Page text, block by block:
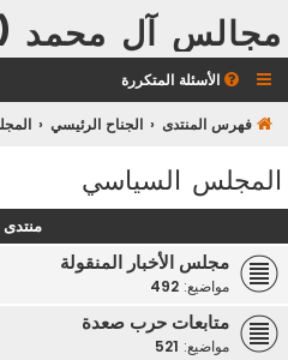
مجالس آل محمد
الأسئلة المتكررة
فهرس المنتدى الجناح الرئيسي
المجلس السياسي
منتدى
مجلس الأخبار المنقولة
مواضيع: 492
متابعات حرب صعدة
مواضيع: 521